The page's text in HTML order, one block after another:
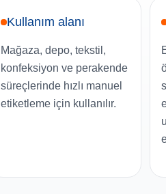
Kullanım alanı
Mağaza, depo, tekstil,
konfeksiyon ve perakende
süreçlerinde hızlı manuel
etiketleme için kullanılır.